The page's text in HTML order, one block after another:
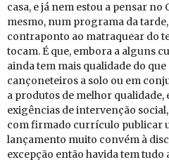
casa, e já nem estou a pensar
mesmo, num programa da
contraponto ao matraquear do
tocam. É que, embora a alguns
ainda tem mais qualidade do
cançoneteiros a solo ou em
a produtos de melhor qualidade,
exigências de intervenção
com firmado currículo publicar
lançamento muito convém à
excepção então havida tem tudo